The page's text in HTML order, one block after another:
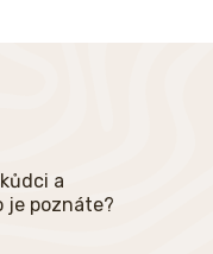
a
je poznáte?